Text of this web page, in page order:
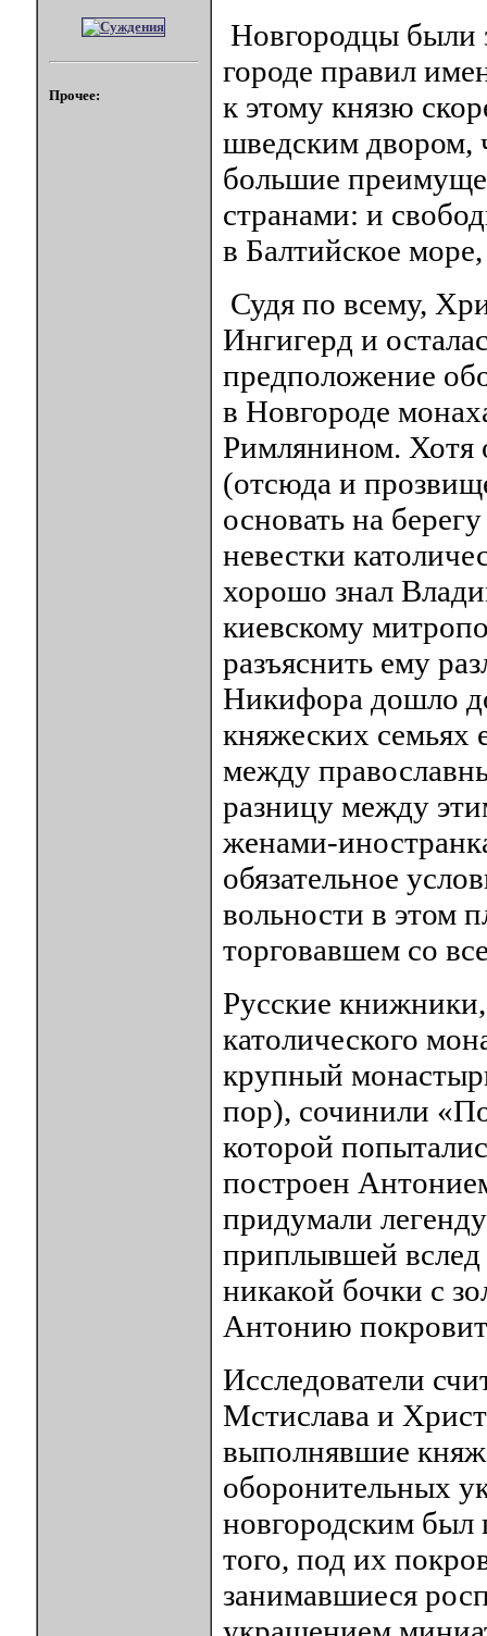
Прочее:
Новгородцы были
городе правил
к этому князю
шведским двором,
большие
странами: и
в Балтийское
Судя по всему,
Ингигерд и
предположение
в Новгороде
Римлянином. Хотя
(отсюда и
основать на
невестки
хорошо знал
киевскому
разъяснить ему
Никифора дошло
княжеских семьях
между
разницу между
женами-
обязательное
вольности в этом
торговавшем со
Русские
католического
крупный
пор), сочинили
которой
построен
придумали
приплывшей вслед
никакой бочки с
Антонию
Исследователи
Мстислава и
выполнявшие
оборонительных
новгородским был
того, под их
занимавшиеся